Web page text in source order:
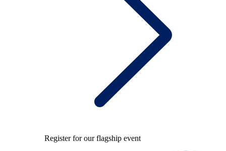
Register for our flagship event